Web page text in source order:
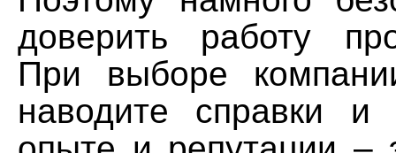
доверить работу
При выборе
наводите справки